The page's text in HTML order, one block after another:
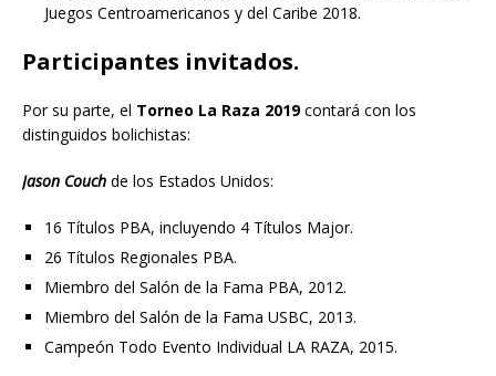
Juegos Centroamericanos y del Caribe 2018.
Participantes invitados.
Por su parte, el Torneo La Raza 2019contará con los
distinguidos bolichistas:
Jason Couch de los Estados Unidos:
16 Títulos PBA, incluyendo 4 Títulos Major.
26 Títulos Regionales PBA.
Miembro del Salón de la Fama PBA, 2012.
Miembro del Salón de la Fama USBC, 2013.
Campeón Todo Evento Individual LA RAZA, 2015.